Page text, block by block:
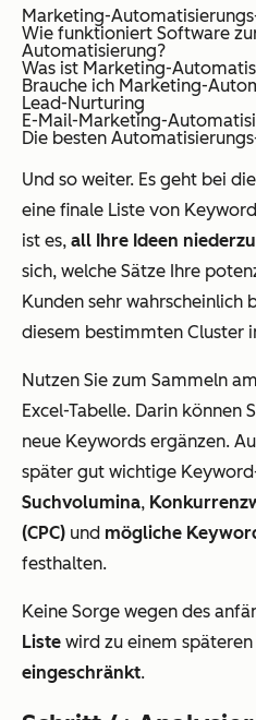
Marketing-
Wie funktioniert Software
Automatisierung?
Was ist Marketing-
Brauche ich Marketing-
Lead-Nurturing
E-Mail-Marketing-
Die besten
Und so weiter. Es geht bei
eine finale Liste von
ist es, all Ihre Ideen
sich, welche Sätze Ihre
Kunden sehr wahrscheinlich
diesem bestimmten Cluster
Nutzen Sie zum Sammeln
Excel-Tabelle. Darin
neue Keywords ergänzen.
später gut wichtige
Suchvolumina,
(CPC) und mögliche
festhalten.
Keine Sorge wegen des
Liste wird zu einem
eingeschränkt.